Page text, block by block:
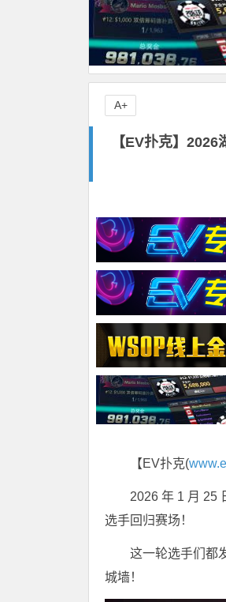
【EV扑克】
【EV扑克(
2026 年 1 月 25
选手回归赛场！
这一轮选手们都
城墙！
A+